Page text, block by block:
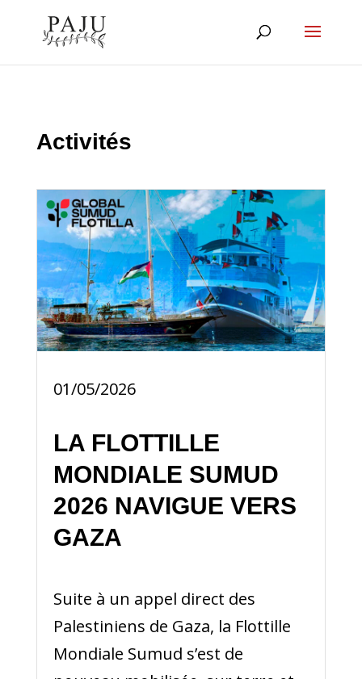
Activités
01/05/2026
LA FLOTTILLE
MONDIALE SUMUD
2026 NAVIGUE VERS
GAZA
Suite à un appel direct des
Palestiniens de Gaza, la Flottille
Mondiale Sumud s’est de